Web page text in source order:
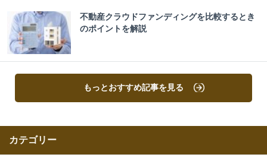
不動産クラウドファンディングを比較するとき
のポイントを解説
もっとおすすめ記事を見る
カテゴリー